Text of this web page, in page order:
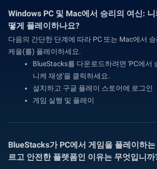
Windows PC 및 Mac에서 승리의 여신:
떻게 플레이하나요?
다음의 간단한 단계에 따라 PC 또는 Mac에서
케을(를) 플레이하세요.
BlueStacks를 다운로드하려면 'PC에서
니케 재생'을 클릭하세요.
설치하고 구글 플레이 스토어에 로그인
게임 실행 및 플레이
BlueStacks가 PC에서 게임을 플레이하
르고 안전한 플랫폼인 이유는 무엇입니까